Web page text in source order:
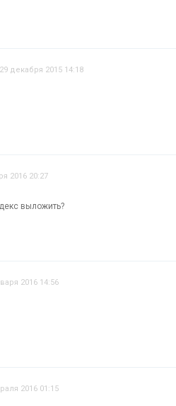
29 декабря 2015 14:18
2016 20:27
выложить?
2016 14:56
2016 01:15